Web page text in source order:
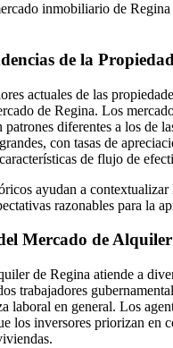
inmobiliario de
de la Propiedad
actuales de las
de Regina. Los
patrones diferentes a los de
con tasas de
de flujo de
ayudan a contextualizar
razonables para la
Mercado de Alquiler
de Regina atiende a
trabajadores
laboral en general. Los
los inversores priorizan en